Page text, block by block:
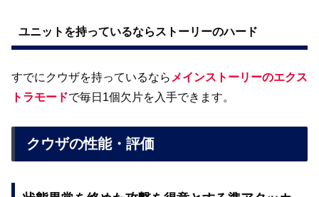
ユニットを持っているならストーリーのハード
すでにクウザを持っているなら メインストーリーのエクス
トラモードで毎日1個欠片を入手できます。
クウザの性能・評価